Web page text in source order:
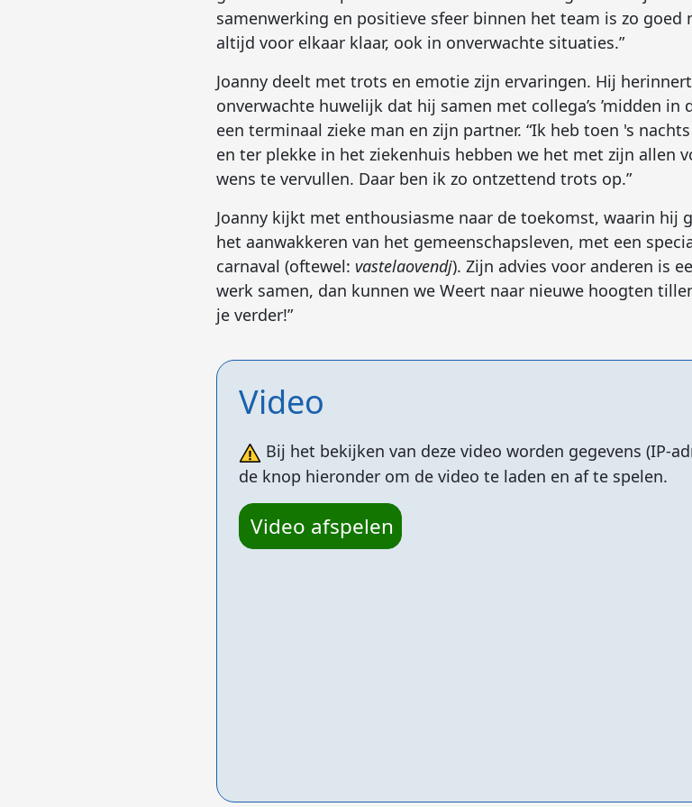
samenwerking en positieve sfeer binnen het team is zo goed
altijd voor elkaar klaar, ook in onverwachte situaties.”
Joanny deelt met trots en emotie zijn ervaringen. Hij
onverwachte huwelijk dat hij samen met collega’s ’midden
een terminaal zieke man en zijn partner. “Ik heb toen 's
en ter plekke in het ziekenhuis hebben we het met zijn allen
wens te vervullen. Daar ben ik zo ontzettend trots op.”
Joanny kijkt met enthousiasme naar de toekomst, waarin hij
het aanwakkeren van het gemeenschapsleven, met een
carnaval (oftewel: vastelaovendj). Zijn advies voor anderen is
werk samen, dan kunnen we Weert naar nieuwe hoogten
je verder!”
Video
Bij het bekijken van deze video worden gegevens (IP-
de knop hieronder om de video te laden en af te spelen.
Video afspelen